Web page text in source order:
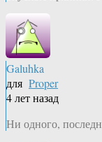
Galuhka
для Proper
4 лет назад
Ни одного,